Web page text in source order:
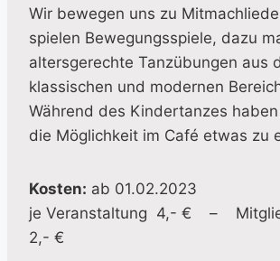
Wir bewegen uns zu
spielen Bewegungsspiele, dazu
altersgerechte Tanzübungen aus
klassischen und modernen
Während des Kindertanzes
die Möglichkeit im Café etwas zu
Kosten: ab 01.02.2023
je Veranstaltung 4,- € –
2,- €